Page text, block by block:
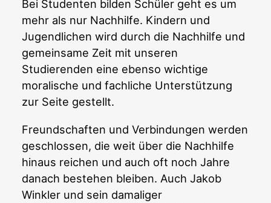
Bei Studenten bilden Schüler geht es um
mehr als nur Nachhilfe. Kindern und
Jugendlichen wird durch die Nachhilfe und
gemeinsame Zeit mit unseren
Studierenden eine ebenso wichtige
moralische und fachliche Unterstützung
zur Seite gestellt.
Freundschaften und Verbindungen werden
geschlossen, die weit über die Nachhilfe
hinaus reichen und auch oft noch Jahre
danach bestehen bleiben. Auch Jakob
Winkler und sein damaliger